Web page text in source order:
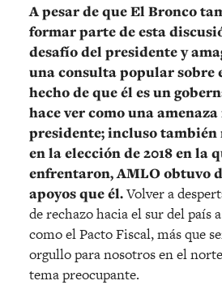
A pesar de que El Bronco
formar parte de esta
desafío del presidente y
una consulta popular sobre
hecho de que él es un
hace ver como una
presidente; incluso también
en la elección de 2018 en la
enfrentaron, AMLO obtuvo
apoyos que él.Volver a
de rechazo hacia el sur del país
como el Pacto Fiscal, más que
orgullo para nosotros en el
tema preocupante.